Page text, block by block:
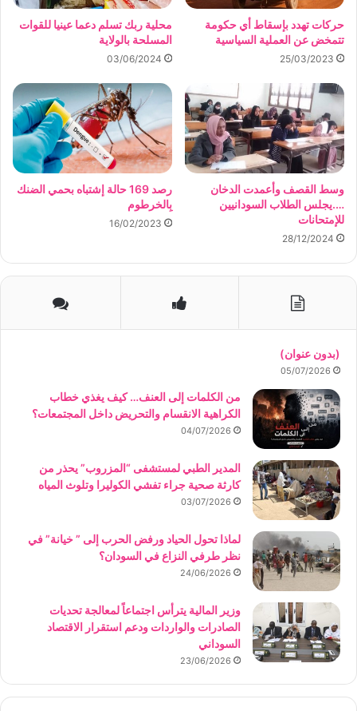
حركات تهدد بإسقاط أي حكومة
تتمخض عن العملية السياسية
25/03/2023
محلية ربك تسلم دعما عينيا للقوات
المسلحة بالولاية
03/06/2024
وسط القصف وأعمدت الدخان
….يجلس الطلاب السودانيين
للإمتحانات
28/12/2024
رصد 169 حالة إشتباه بحمي الضنك
بِالخرطوم
16/02/2023
(بدون عنوان)
05/07/2026
من الكلمات إلى العنف… كيف يغذي خطاب
الكراهية الانقسام والتحريض داخل المجتمعات؟
04/07/2026
المدير الطبي لمستشفى “المزروب” يحذر من
كارثة صحية جراء تفشي الكوليرا وتلوث المياه
03/07/2026
لماذا تحول الحياد ورفض الحرب إلى ” خيانة” في
نظر طرفي النزاع في السودان؟
24/06/2026
وزير المالية يترأس اجتماعاً لمعالجة تحديات
الصادرات والواردات ودعم استقرار الاقتصاد
السوداني
23/06/2026